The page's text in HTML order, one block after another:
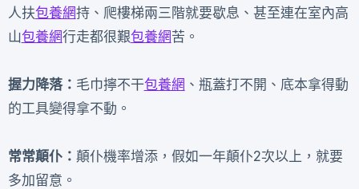
人扶包養網持、爬樓梯兩三階就要歇息、甚至連在室內高
山包養網行走都很艱包養網苦。
握力降落： 毛巾擰不干包養網 、瓶蓋打不開、底本拿得動
的工具變得拿不動。
常常顛仆： 顛仆機率增添，假如一年顛仆2次以上，就要
多加留意。